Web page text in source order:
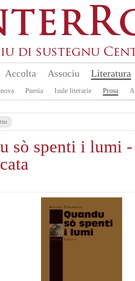
Accolta Associu Literatura
Puesia Isule literarie Prosa
sò spenti i lumi